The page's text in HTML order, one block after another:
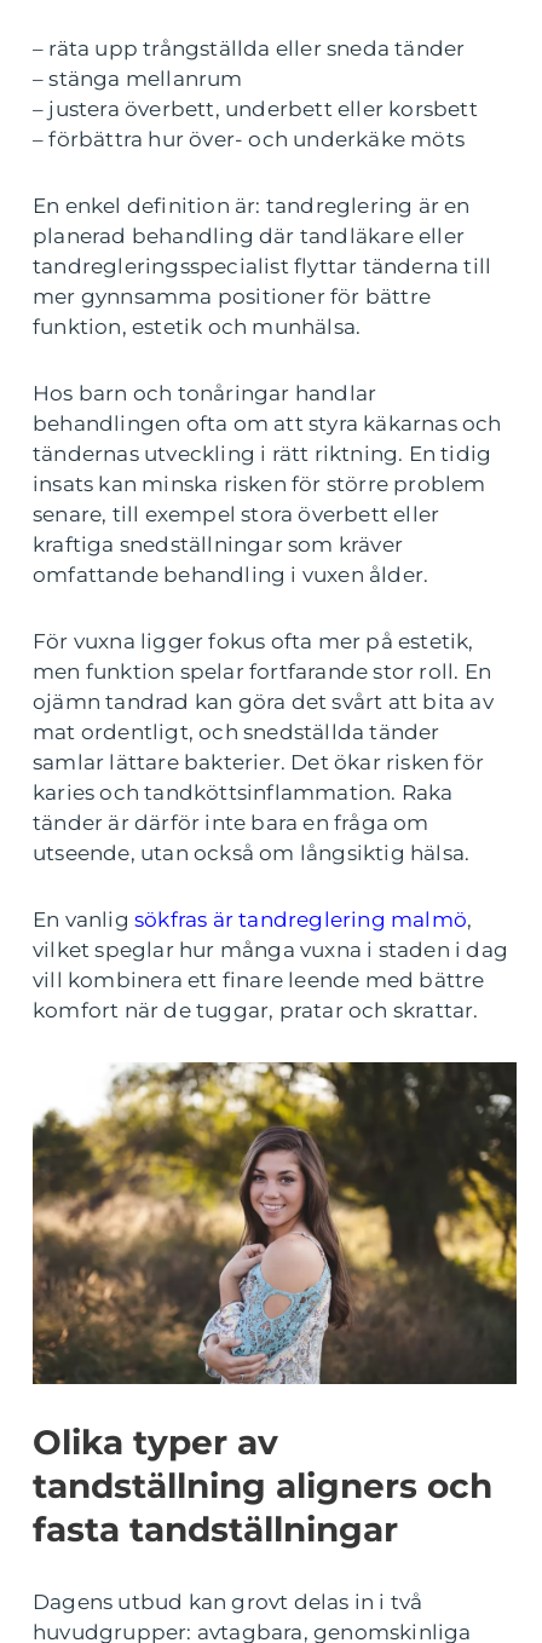
– räta upp trångställda eller sneda tänder
– stänga mellanrum
– justera överbett, underbett eller korsbett
– förbättra hur över- och underkäke möts
En enkel definition är: tandreglering är en
planerad behandling där tandläkare eller
tandregleringsspecialist flyttar tänderna till
mer gynnsamma positioner för bättre
funktion, estetik och munhälsa.
Hos barn och tonåringar handlar
behandlingen ofta om att styra käkarnas och
tändernas utveckling i rätt riktning. En tidig
insats kan minska risken för större problem
senare, till exempel stora överbett eller
kraftiga snedställningar som kräver
omfattande behandling i vuxen ålder.
För vuxna ligger fokus ofta mer på estetik,
men funktion spelar fortfarande stor roll. En
ojämn tandrad kan göra det svårt att bita av
mat ordentligt, och snedställda tänder
samlar lättare bakterier. Det ökar risken för
karies och tandköttsinflammation. Raka
tänder är därför inte bara en fråga om
utseende, utan också om långsiktig hälsa.
En vanlig sökfras är tandreglering malmö,
vilket speglar hur många vuxna i staden i dag
vill kombinera ett finare leende med bättre
komfort när de tuggar, pratar och skrattar.
Olika typer av
tandställning aligners och
fasta tandställningar
Dagens utbud kan grovt delas in i två
huvudgrupper: avtagbara, genomskinliga